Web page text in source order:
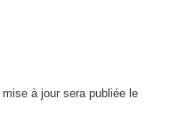
mise à jour sera publiée le